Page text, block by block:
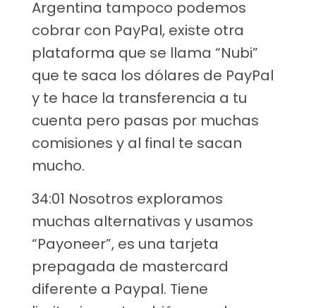
Argentina tampoco podemos
cobrar con PayPal, existe otra
plataforma que se llama “Nubi”
que te saca los dólares de PayPal
y te hace la transferencia a tu
cuenta pero pasas por muchas
comisiones y al final te sacan
mucho.
34:01 Nosotros exploramos
muchas alternativas y usamos
“Payoneer”, es una tarjeta
prepagada de mastercard
diferente a Paypal. Tiene